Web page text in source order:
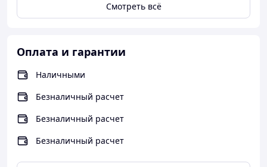
Смотреть всё
Оплата и гарантии
Наличными
Безналичный расчет
Безналичный расчет
Безналичный расчет